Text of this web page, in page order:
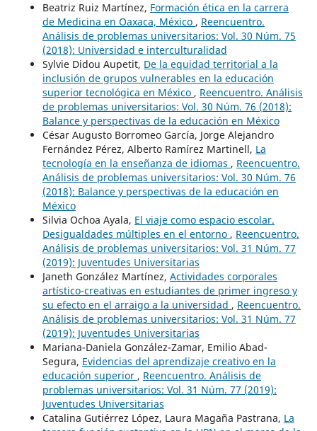
Beatriz Ruiz Martínez, Formación ética en la carrera
de Medicina en Oaxaca, México , Reencuentro.
Análisis de problemas universitarios: Vol. 30 Núm. 75
(2018): Universidad e interculturalidad
Sylvie Didou Aupetit, De la equidad territorial a la
inclusión de grupos vulnerables en la educación
superior tecnológica en México , Reencuentro. Análisis
de problemas universitarios: Vol. 30 Núm. 76 (2018):
Balance y perspectivas de la educación en México
César Augusto Borromeo García, Jorge Alejandro
Fernández Pérez, Alberto Ramírez Martinell, La
tecnología en la enseñanza de idiomas , Reencuentro.
Análisis de problemas universitarios: Vol. 30 Núm. 76
(2018): Balance y perspectivas de la educación en
México
Silvia Ochoa Ayala, El viaje como espacio escolar.
Desigualdades múltiples en el entorno , Reencuentro.
Análisis de problemas universitarios: Vol. 31 Núm. 77
(2019): Juventudes Universitarias
Janeth González Martínez, Actividades corporales
artístico-creativas en estudiantes de primer ingreso y
su efecto en el arraigo a la universidad , Reencuentro.
Análisis de problemas universitarios: Vol. 31 Núm. 77
(2019): Juventudes Universitarias
Mariana-Daniela González-Zamar, Emilio Abad-
Segura, Evidencias del aprendizaje creativo en la
educación superior , Reencuentro. Análisis de
problemas universitarios: Vol. 31 Núm. 77 (2019):
Juventudes Universitarias
Catalina Gutiérrez López, Laura Magaña Pastrana, La